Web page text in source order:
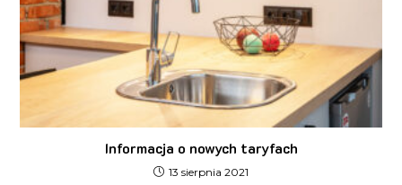
Informacja o nowych taryfach
13 sierpnia 2021